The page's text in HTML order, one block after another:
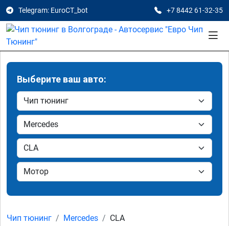
Telegram: EuroCT_bot +7 8442 61-32-35
Выберите ваш авто:
Чип тюнинг Mercedes CLA